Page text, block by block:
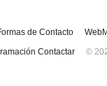
de Contacto
Contactar
©